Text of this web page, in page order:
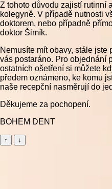
Z tohoto důvodu zajistí rutinní
kolegyně. V případě nutnosti
doktorem, nebo případně
doktor Šimík.
Nemusíte mít obavy, stále
vás postaráno. Pro objednání
ostatních ošetření si můžete
předem oznámeno, ke komu
naše recepční nasměrují do
Děkujeme za pochopení.
BOHEM DENT
↑ ↓